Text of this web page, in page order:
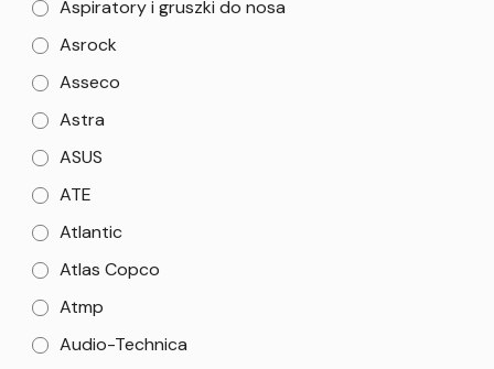
Aspiratory i gruszki do nosa
Asrock
Asseco
Astra
ASUS
ATE
Atlantic
Atlas Copco
Atmp
Audio-Technica